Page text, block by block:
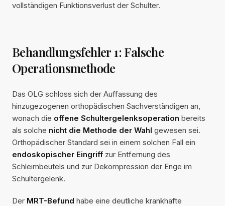
vollständigen Funktionsverlust der Schulter.
Behandlungsfehler 1: Falsche
Operationsmethode
Das OLG schloss sich der Auffassung des
hinzugezogenen orthopädischen Sachverständigen an,
wonach die offene Schultergelenksoperation bereits
als solche nicht die Methode der Wahl gewesen sei.
Orthopädischer Standard sei in einem solchen Fall ein
endoskopischer Eingriff zur Entfernung des
Schleimbeutels und zur Dekompression der Enge im
Schultergelenk.
Der MRT-Befund habe eine deutliche krankhafte